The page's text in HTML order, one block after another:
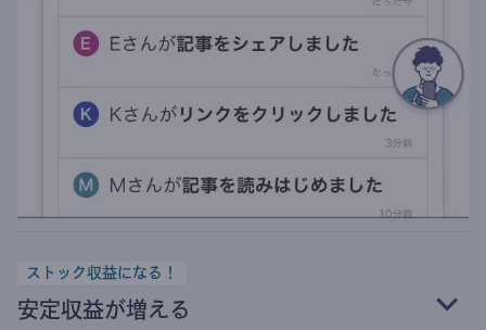
ストック収益になる！
安定収益が増える